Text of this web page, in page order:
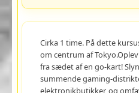
Cirka 1 time. På dette
om centrum af
fra sædet af en go-kart!
summende gaming-
elektronikbutikker, og